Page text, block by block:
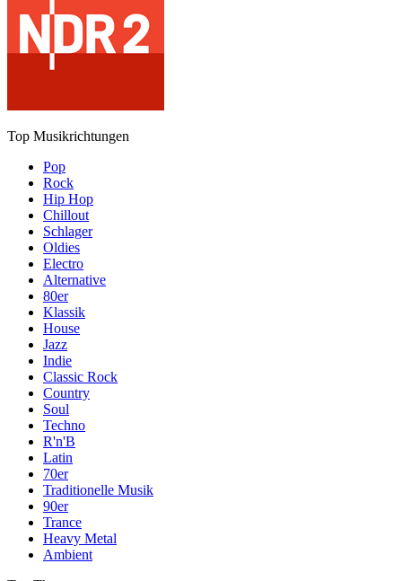
Top Musikrichtungen
Pop
Rock
Hip Hop
Chillout
Schlager
Oldies
Electro
Alternative
80er
Klassik
House
Jazz
Indie
Classic Rock
Country
Soul
Techno
R'n'B
Latin
70er
Traditionelle Musik
90er
Trance
Heavy Metal
Ambient